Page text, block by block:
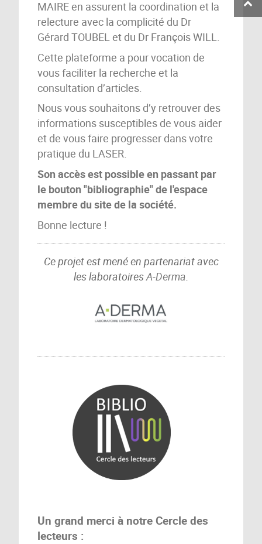
MAIRE en assurent la coordination et la
relecture avec la complicité du Dr
Gérard TOUBEL et du Dr François WILL.
Cette plateforme a pour vocation de
vous faciliter la recherche et la
consultation d’articles.
Nous vous souhaitons d’y retrouver des
informations susceptibles de vous aider
et de vous faire progresser dans votre
pratique du LASER.
Son accès est possible en passant par
le bouton "bibliographie" de l'espace
membre du site de la société.
Bonne lecture !
Ce projet est mené en partenariat avec
les laboratoiresA-Derma.
Un grand merci à notre Cercle des
lecteurs :